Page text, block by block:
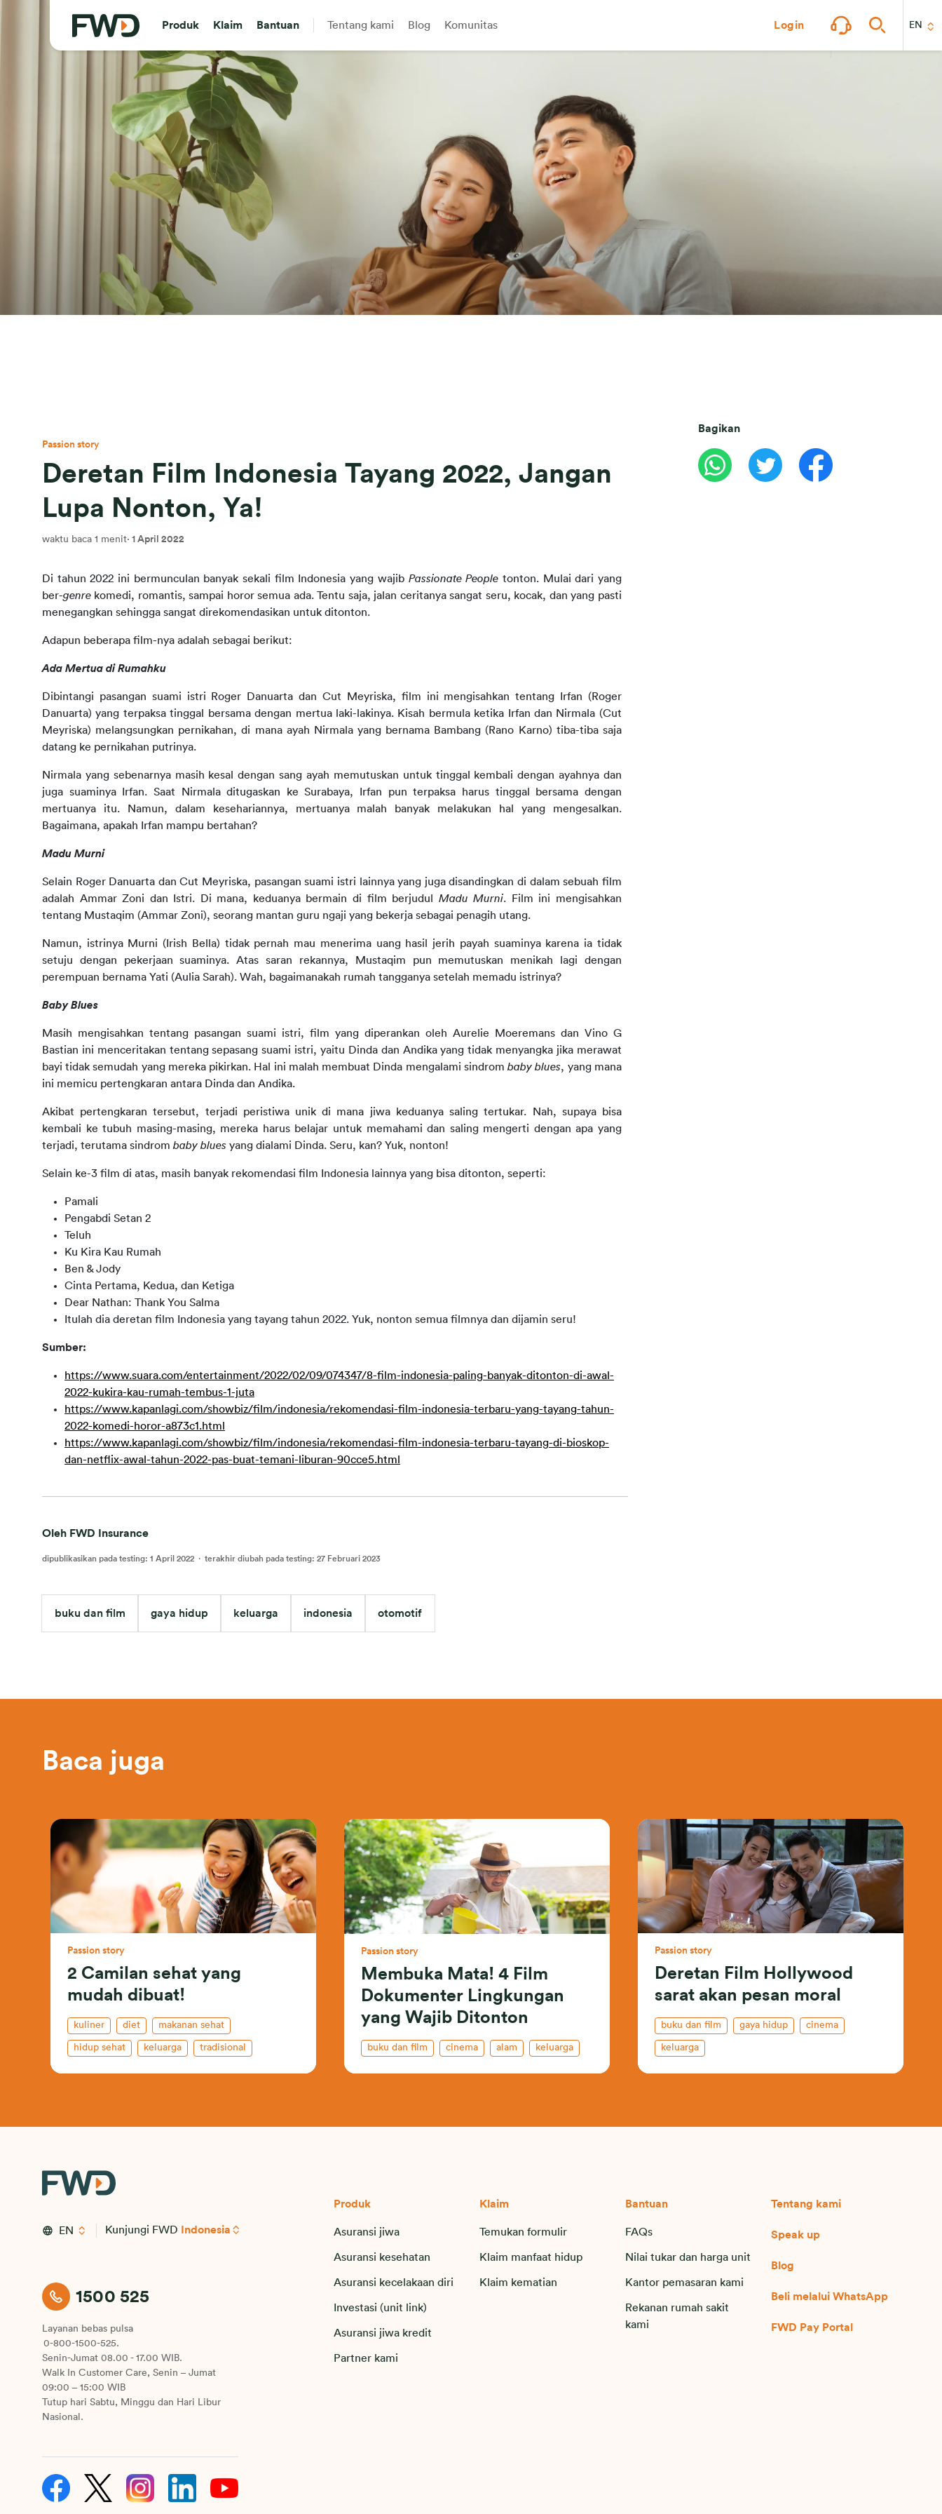
Produk Klaim Bantuan Tentang kami Blog Komunitas Login EN
Passion story
Deretan Film Indonesia Tayang 2022, Jangan
Lupa Nonton, Ya!
waktu baca 1 menit· 1 April 2022
Di tahun 2022 ini bermunculan banyak sekali film Indonesia yang wajib Passionate People tonton. Mulai dari yang
ber-genre komedi, romantis, sampai horor semua ada. Tentu saja, jalan ceritanya sangat seru, kocak, dan yang pasti
menegangkan sehingga sangat direkomendasikan untuk ditonton.
Adapun beberapa film-nya adalah sebagai berikut:
Ada Mertua di Rumahku
Dibintangi pasangan suami istri Roger Danuarta dan Cut Meyriska, film ini mengisahkan tentang Irfan (Roger
Danuarta) yang terpaksa tinggal bersama dengan mertua laki-lakinya. Kisah bermula ketika Irfan dan Nirmala (Cut
Meyriska) melangsungkan pernikahan, di mana ayah Nirmala yang bernama Bambang (Rano Karno) tiba-tiba saja
datang ke pernikahan putrinya.
Nirmala yang sebenarnya masih kesal dengan sang ayah memutuskan untuk tinggal kembali dengan ayahnya dan
juga suaminya Irfan. Saat Nirmala ditugaskan ke Surabaya, Irfan pun terpaksa harus tinggal bersama dengan
mertuanya itu. Namun, dalam kesehariannya, mertuanya malah banyak melakukan hal yang mengesalkan.
Bagaimana, apakah Irfan mampu bertahan?
Madu Murni
Selain Roger Danuarta dan Cut Meyriska, pasangan suami istri lainnya yang juga disandingkan di dalam sebuah film
adalah Ammar Zoni dan Istri. Di mana, keduanya bermain di film berjudul Madu Murni. Film ini mengisahkan
tentang Mustaqim (Ammar Zoni), seorang mantan guru ngaji yang bekerja sebagai penagih utang.
Namun, istrinya Murni (Irish Bella) tidak pernah mau menerima uang hasil jerih payah suaminya karena ia tidak
setuju dengan pekerjaan suaminya. Atas saran rekannya, Mustaqim pun memutuskan menikah lagi dengan
perempuan bernama Yati (Aulia Sarah). Wah, bagaimanakah rumah tangganya setelah memadu istrinya?
Baby Blues
Masih mengisahkan tentang pasangan suami istri, film yang diperankan oleh Aurelie Moeremans dan Vino G
Bastian ini menceritakan tentang sepasang suami istri, yaitu Dinda dan Andika yang tidak menyangka jika merawat
bayi tidak semudah yang mereka pikirkan. Hal ini malah membuat Dinda mengalami sindrom baby blues, yang mana
ini memicu pertengkaran antara Dinda dan Andika.
Akibat pertengkaran tersebut, terjadi peristiwa unik di mana jiwa keduanya saling tertukar. Nah, supaya bisa
kembali ke tubuh masing-masing, mereka harus belajar untuk memahami dan saling mengerti dengan apa yang
terjadi, terutama sindrom baby blues yang dialami Dinda. Seru, kan? Yuk, nonton!
Selain ke-3 film di atas, masih banyak rekomendasi film Indonesia lainnya yang bisa ditonton, seperti:
Pamali
Pengabdi Setan 2
Teluh
Ku Kira Kau Rumah
Ben & Jody
Cinta Pertama, Kedua, dan Ketiga
Dear Nathan: Thank You Salma
Itulah dia deretan film Indonesia yang tayang tahun 2022. Yuk, nonton semua filmnya dan dijamin seru!
Sumber:
https://www.suara.com/entertainment/2022/02/09/074347/8-film-indonesia-paling-banyak-ditonton-di-awal-
2022-kukira-kau-rumah-tembus-1-juta
https://www.kapanlagi.com/showbiz/film/indonesia/rekomendasi-film-indonesia-terbaru-yang-tayang-tahun-
2022-komedi-horor-a873c1.html
https://www.kapanlagi.com/showbiz/film/indonesia/rekomendasi-film-indonesia-terbaru-tayang-di-bioskop-
dan-netflix-awal-tahun-2022-pas-buat-temani-liburan-90cce5.html
Oleh FWD Insurance
dipublikasikan pada testing: 1 April 2022 · terakhir diubah pada testing: 27 Februari 2023
buku dan film gaya hidup keluarga indonesia otomotif
Bagikan
Baca juga
Passion story
2 Camilan sehat yang
mudah dibuat!
kuliner diet makanan sehat
hidup sehat keluarga tradisional
Passion story
Membuka Mata! 4 Film
Dokumenter Lingkungan
yang Wajib Ditonton
buku dan film cinema alam keluarga
Passion story
Deretan Film Hollywood
sarat akan pesan moral
buku dan film gaya hidup cinema
keluarga
EN Kunjungi FWD Indonesia
1500 525
Layanan bebas pulsa
0-800-1500-525.
Senin-Jumat 08.00 - 17.00 WIB.
Walk In Customer Care, Senin – Jumat
09:00 – 15:00 WIB
Tutup hari Sabtu, Minggu dan Hari Libur
Nasional.
Produk
Asuransi jiwa
Asuransi kesehatan
Asuransi kecelakaan diri
Investasi (unit link)
Asuransi jiwa kredit
Partner kami
Klaim
Temukan formulir
Klaim manfaat hidup
Klaim kematian
Bantuan
FAQs
Nilai tukar dan harga unit
Kantor pemasaran kami
Rekanan rumah sakit
kami
Tentang kami
Speak up
Blog
Beli melalui WhatsApp
FWD Pay Portal